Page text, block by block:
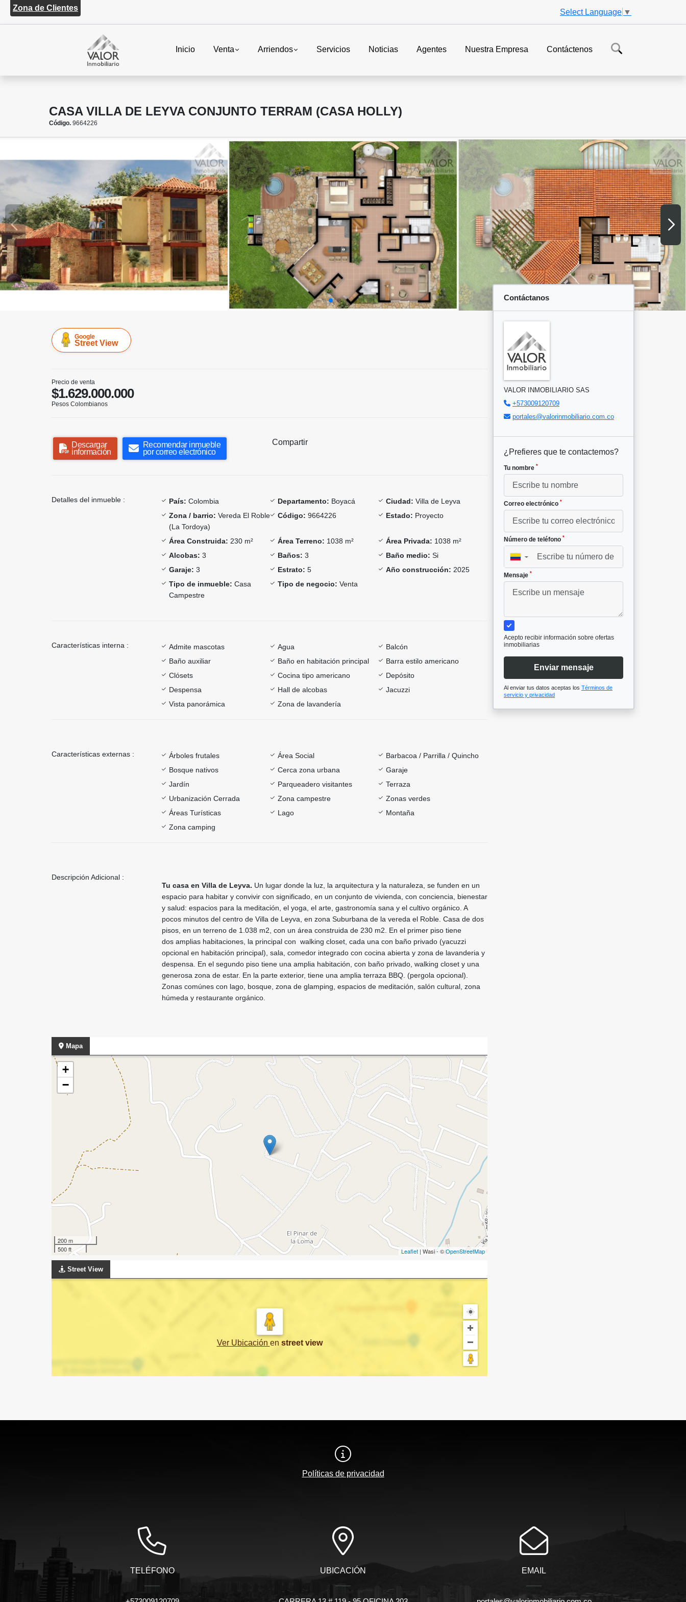
Zona de Clientes Select Language ▼
Inicio Venta Arriendos Servicios Noticias Agentes Nuestra Empresa Contáctenos
CASA VILLA DE LEYVA CONJUNTO TERRAM (CASA HOLLY)
Código. 9664226
Google
Street View
Precio de venta
$1.629.000.000
Pesos Colombianos
Descargar
información
Recomendar inmueble
por correo electrónico
Compartir
Detalles del inmueble : País: Colombia Departamento: Boyacá Ciudad: Villa de Leyva
Zona / barrio: Vereda El Roble
(La Tordoya)
Código: 9664226 Estado: Proyecto
Área Construida: 230 m² Área Terreno: 1038 m² Área Privada: 1038 m²
Alcobas: 3 Baños: 3 Baño medio: Si
Garaje: 3 Estrato: 5 Año construcción: 2025
Tipo de inmueble: Casa
Campestre
Tipo de negocio: Venta
Características interna : Admite mascotas Agua
Balcón
Baño auxiliar
Baño en habitación principal
Barra estilo americano
Clósets
Cocina tipo americano
Depósito
Despensa
Hall de alcobas
Jacuzzi
Vista panorámica
Zona de lavandería
Características externas : Árboles frutales Área Social
Barbacoa / Parrilla / Quincho
Bosque nativos
Cerca zona urbana
Garaje
Jardín
Parqueadero visitantes
Terraza
Urbanización Cerrada
Zona campestre
Zonas verdes
Áreas Turísticas
Lago
Montaña
Zona camping
Descripción Adicional :
Tu casa en Villa de Leyva. Un lugar donde la luz, la arquitectura y la naturaleza, se funden en un
espacio para habitar y convivir con significado, en un conjunto de vivienda, con conciencia, bienestar
y salud: espacios para la meditación, el yoga, el arte, gastronomía sana y el cultivo orgánico. A
pocos minutos del centro de Villa de Leyva, en zona Suburbana de la vereda el Roble. Casa de dos
pisos, en un terreno de 1.038 m2, con un área construida de 230 m2. En el primer piso tiene
dos amplias habitaciones, la principal con walking closet, cada una con baño privado (yacuzzi
opcional en habitación principal), sala, comedor integrado con cocina abierta y zona de lavanderia y
despensa. En el segundo piso tiene una amplia habitación, con baño privado, walking closet y una
generosa zona de estar. En la parte exterior, tiene una amplia terraza BBQ. (pergola opcional).
Zonas comúnes con lago, bosque, zona de glamping, espacios de meditación, salón cultural, zona
húmeda y restaurante orgánico.
Mapa
+
−
200 m
500 ft
Leaflet | Wasi - ©OpenStreetMap
Street View
Ver Ubicación en street view
Contáctanos
VALOR INMOBILIARIO SAS
+573009120709
portales@valorinmobiliario.com.co
¿Prefieres que te contactemos?
Tu nombre *
Correo electrónico *
Número de teléfono *
▼
Mensaje *
Acepto recibir información sobre ofertas
inmobiliarias
Enviar mensaje
Al enviar tus datos aceptas los Términos de
servicio y privacidad
Políticas de privacidad
TELÉFONO UBICACIÓN EMAIL